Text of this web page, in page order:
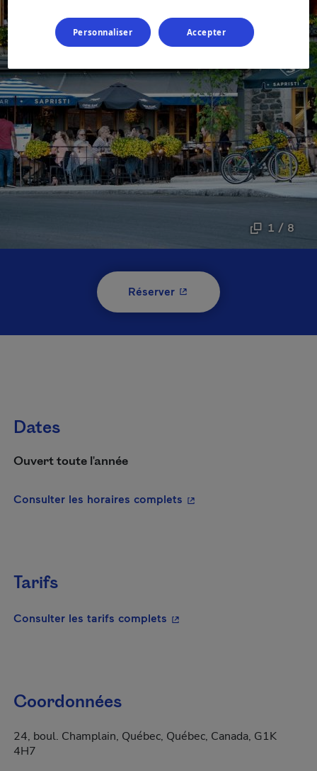
1 / 8
Réserver- Cet hyperlien s'ouvrira
Dates
Ouvert toute l'année
Consulter les horaires complets - Cet hyperlien
Tarifs
Consulter les tarifs complets - Cet hyperlien s'ouvrira
Coordonnées
24, boul. Champlain, Québec, Québec, Canada, G1K
4H7
Personnaliser Accepter